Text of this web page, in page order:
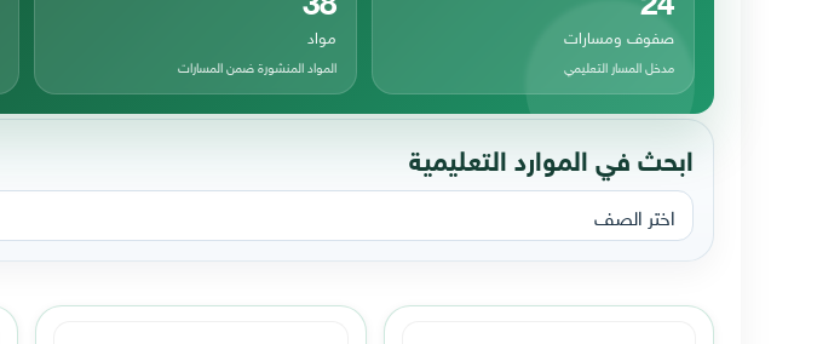
صفوف ومسارات
مدخل المسار التعليمي
مواد
المواد المنشورة ضمن المسارات
ابحث في الموارد التعليمية